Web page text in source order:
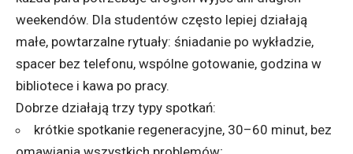
weekendów. Dla studentów często lepiej działają
małe, powtarzalne rytuały: śniadanie po wykładzie,
spacer bez telefonu, wspólne gotowanie, godzina w
bibliotece i kawa po pracy.
Dobrze działają trzy typy spotkań:
krótkie spotkanie regeneracyjne, 30–60 minut, bez